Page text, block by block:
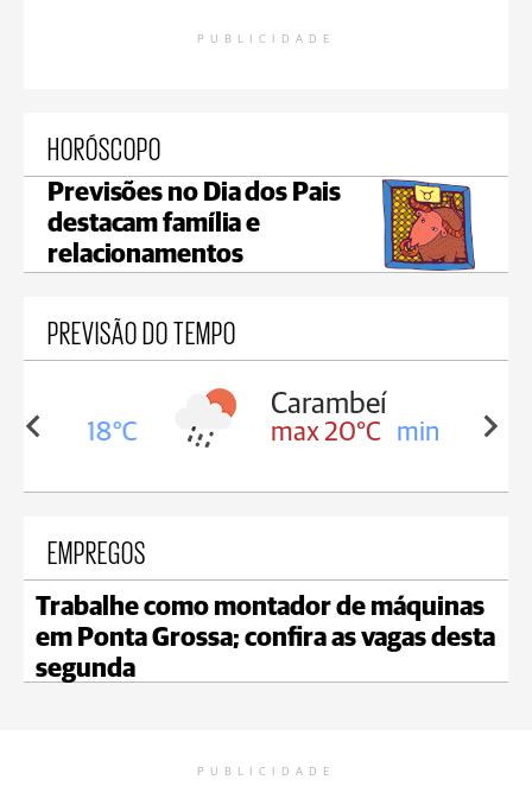
PUBLICIDADE
HORÓSCOPO
Previsões no Dia dos Pais
destacam família e
relacionamentos
PREVISÃO DO TEMPO
18°C
Carambeí
max 20°C min 18°C
EMPREGOS
Trabalhe como montador de máquinas
em Ponta Grossa; confira as vagas desta
segunda
PUBLICIDADE